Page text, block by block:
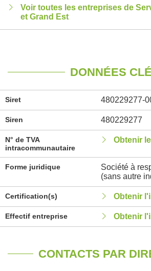
Voir toutes les entreprises de
et Grand Est
DONNÉES
Siret 480229277-
Siren 480229277
N° de TVA
intracommunautaire
Obtenir
Forme juridique
Société à
(sans autre
Certification(s) Obtenir
Effectif entreprise Obtenir
CONTACTS PAR